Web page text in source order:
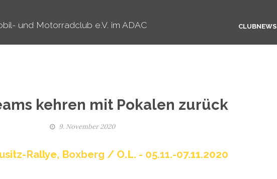
und Motorradclub e.V. im ADAC CLUBNEWS
kehren mit Pokalen zurück
9. November 2020
Rallye, Boxberg / O.L. - 05.11.-07.11.2020